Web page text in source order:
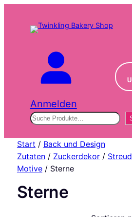
Anmelden
Suchen
Start / Back und Design
Zutaten/ Zuckerdekor/
Motive/ Sterne
Sterne